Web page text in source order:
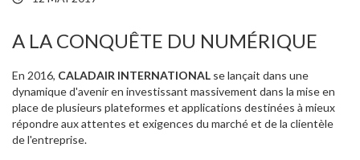
A LA CONQUÊTE DU NUMÉRIQUE
En 2016, CALADAIR INTERNATIONAL se lançait dans une
dynamique d'avenir en investissant massivement dans la mise en
place de plusieurs plateformes et applications destinées à mieux
répondre aux attentes et exigences du marché et de la clientèle
de l'entreprise.